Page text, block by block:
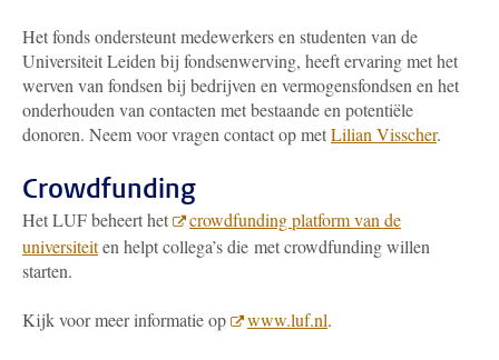
Het fonds ondersteunt medewerkers en studenten van de
Universiteit Leiden bij fondsenwerving, heeft ervaring met het
werven van fondsen bij bedrijven en vermogensfondsen en het
onderhouden van contacten met bestaande en potentiële
donoren. Neem voor vragen contact op metLilian Visscher.
Crowdfunding
Het LUF beheert het
crowdfunding platform van de
universiteiten helpt collega’s die met crowdfunding willen
starten.
Kijk voor meer informatie op www.luf.nl.